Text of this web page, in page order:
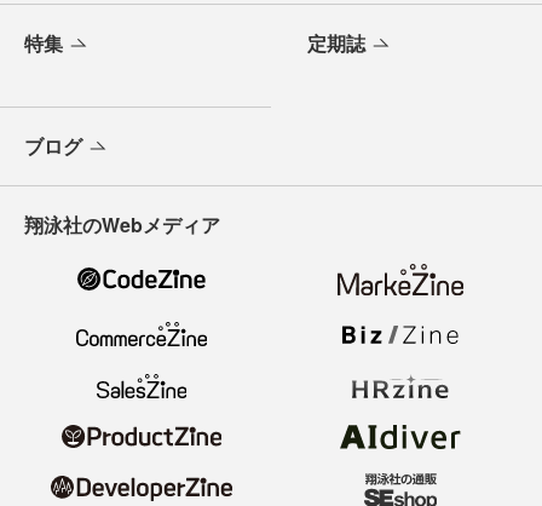
特集 定期誌
ブログ
翔泳社のWebメディア